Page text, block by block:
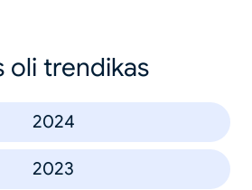
oli trendikas
2024
2023